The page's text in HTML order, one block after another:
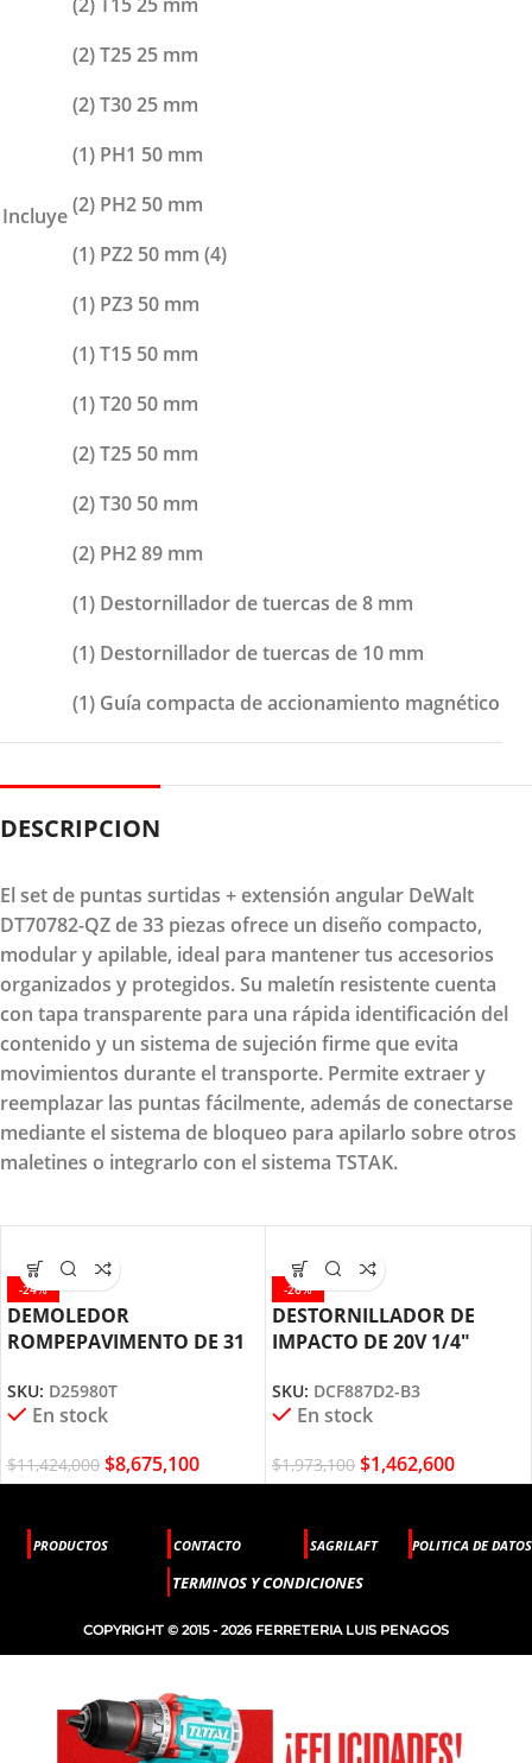
Incluye
(2) T25 25 mm
(2) T30 25 mm
(1) PH1 50 mm
(2) PH2 50 mm
(1) PZ2 50 mm (4)
(1) PZ3 50 mm
(1) T15 50 mm
(1) T20 50 mm
(2) T25 50 mm
(2) T30 50 mm
(2) PH2 89 mm
(1) Destornillador de tuercas de 8 mm
(1) Destornillador de tuercas de 10 mm
(1) Guía compacta de accionamiento magnético
DESCRIPCION
El set de puntas surtidas + extensión angular DeWalt
DT70782-QZ de 33 piezas ofrece un diseño compacto,
modular y apilable, ideal para mantener tus accesorios
organizados y protegidos. Su maletín resistente cuenta
con tapa transparente para una rápida identificación del
contenido y un sistema de sujeción firme que evita
movimientos durante el transporte. Permite extraer y
reemplazar las puntas fácilmente, además de conectarse
mediante el sistema de bloqueo para apilarlo sobre otros
maletines o integrarlo con el sistema TSTAK.
-24%
DEMOLEDOR
ROMPEPAVIMENTO DE 31
DEWALT
SKU: D25980T
En stock
$11,424,000 $8,675,100
-26%
DESTORNILLADOR DE
IMPACTO DE 20V 1/4″
SKU: DCF887D2-B3
En stock
$1,973,100 $1,462,600
PRODUCTOS CONTACTO SAGRILAFT POLITICA DE DATOS
TERMINOS Y CONDICIONES
COPYRIGHT © 2015 - 2026 FERRETERIA LUIS PENAGOS